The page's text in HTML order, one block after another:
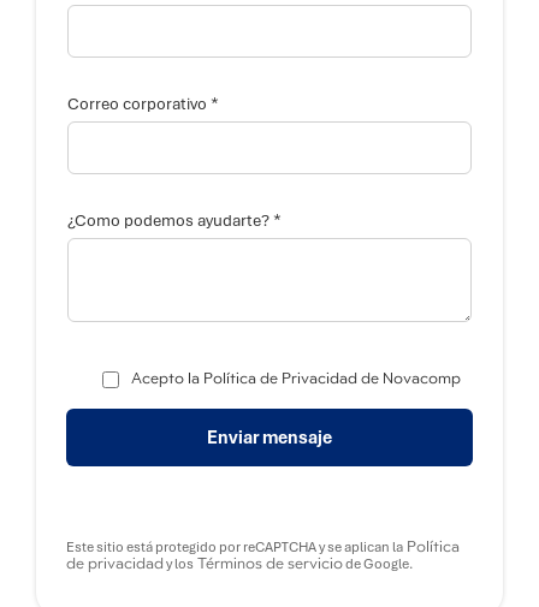
Correo corporativo *
¿Como podemos ayudarte? *
Acepto la Política de Privacidad de Novacomp
Enviar mensaje
Este sitio está protegido por reCAPTCHA y se aplican la Política
de privacidad y los Términos de serviciode Google.